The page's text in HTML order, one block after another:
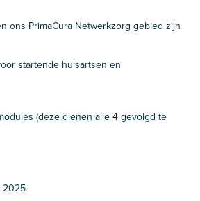
ons PrimaCura Netwerkzorg gebied zijn
startende huisartsen en
(deze dienen alle 4 gevolgd te
2025